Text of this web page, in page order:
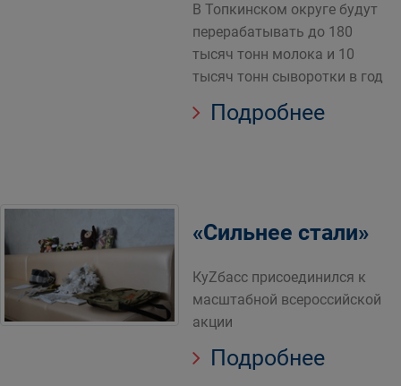
В Топкинском округе будут
перерабатывать до 180
тысяч тонн молока и 10
тысяч тонн сыворотки в год
Подробнее
«Сильнее стали»
КуZбасс присоединился к
масштабной всероссийской
акции
Подробнее